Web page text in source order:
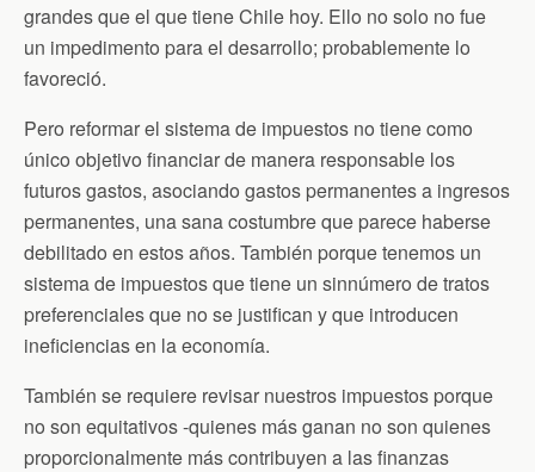
grandes que el que tiene Chile hoy. Ello no solo no fue
un impedimento para el desarrollo; probablemente lo
favoreció.
Pero reformar el sistema de impuestos no tiene como
único objetivo financiar de manera responsable los
futuros gastos, asociando gastos permanentes a ingresos
permanentes, una sana costumbre que parece haberse
debilitado en estos años. También porque tenemos un
sistema de impuestos que tiene un sinnúmero de tratos
preferenciales que no se justifican y que introducen
ineficiencias en la economía.
También se requiere revisar nuestros impuestos porque
no son equitativos -quienes más ganan no son quienes
proporcionalmente más contribuyen a las finanzas